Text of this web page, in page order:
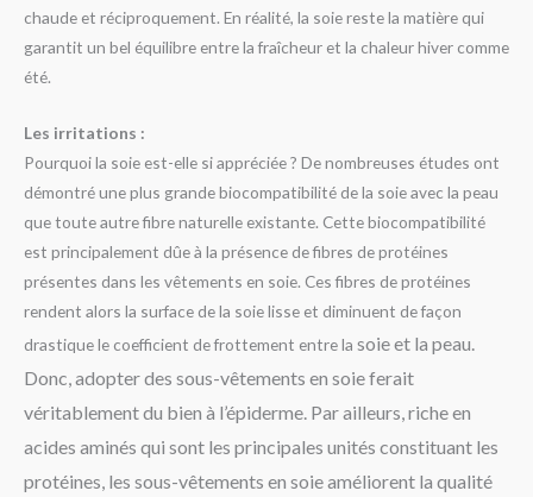
chaude et réciproquement. En réalité, la soie reste la matière qui
garantit un bel équilibre entre la fraîcheur et la chaleur hiver comme
été.
Les irritations :
Pourquoi la soie est-elle si appréciée ? De nombreuses études ont
démontré une plus grande biocompatibilité de la soie avec la peau
que toute autre fibre naturelle existante. Cette biocompatibilité
est principalement dûe à la présence de fibres de protéines
présentes dans les vêtements en soie. Ces fibres de protéines
rendent alors la surface de la soie lisse et diminuent de façon
drastique le coefficient de frottement entre la soie et la peau.
Donc, adopter des sous-vêtements en soie ferait
véritablement du bien à l’épiderme. Par ailleurs, riche en
acides aminés qui sont les principales unités constituant les
protéines, les sous-vêtements en soie améliorent la qualité